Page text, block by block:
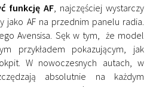
funkcję AF, najczęściej wystarczy
jako AF na przednim panelu radia.
Avensisa. Sęk w tym, że model
przykładem pokazującym, jak
W nowoczesnych autach, w
absolutnie na każdym